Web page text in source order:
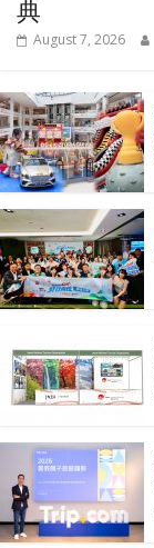
典
August 7, 2026